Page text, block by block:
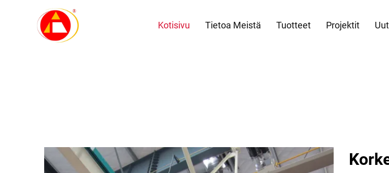
Kotisivu Tietoa Meistä Tuotteet Projektit